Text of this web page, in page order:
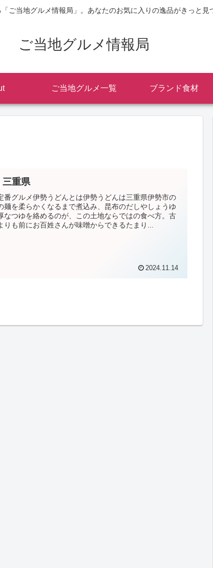
ご当地グルメ情報局」。あなたのお気に入りの逸品がきっと見
ご当地グルメ情報局
ご当地グルメ一覧 ブランド食材
三重県
番グルメ伊勢うどんとは伊勢うどんは三重県伊勢市の
麺を柔らかくなるまで煮込み、昆布のだしやしょうゆ
なつゆを絡めるのが、この土地ならではの食べ方。古
りも前にお百姓さんが味噌からできるたまり...
2024.11.14